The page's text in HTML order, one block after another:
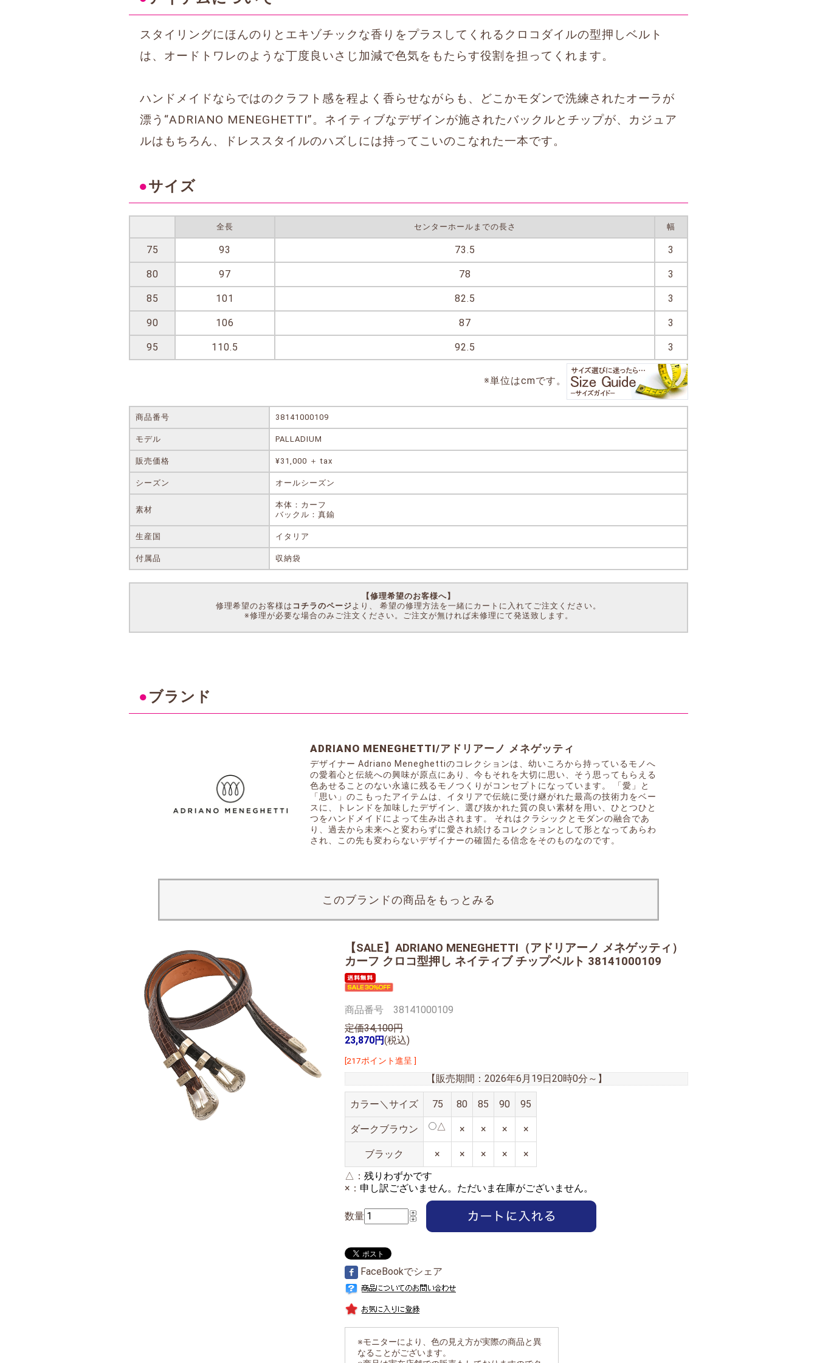
スタイリングにほんのりとエキゾチックな香りをプラスしてくれるクロコダイルの型押しベルト
は、オードトワレのような丁度良いさじ加減で色気をもたらす役割を担ってくれます。
ハンドメイドならではのクラフト感を程よく香らせながらも、どこかモダンで洗練されたオーラが
漂う“ADRIANO MENEGHETTI”。ネイティブなデザインが施されたバックルとチップが、カジュア
ルはもちろん、ドレススタイルのハズしには持ってこいのこなれた一本です。
●サイズ
全長 センターホールまでの長さ 幅
75 93 73.5 3
80 97 78 3
85 101 82.5 3
90 106 87 3
95 110.5 92.5 3
※単位はcmです。
商品番号 38141000109
モデル PALLADIUM
販売価格 ¥31,000 ＋ tax
シーズン オールシーズン
素材
本体：カーフ
バックル：真鍮
生産国 イタリア
付属品 収納袋
【修理希望のお客様へ】
修理希望のお客様は コチラのページ より、 希望の修理方法を一緒にカートに入れてご注文ください。
※修理が必要な場合のみご注文ください。ご注文が無ければ未修理にて発送致します。
●ブランド
ADRIANO MENEGHETTI/アドリアーノ メネゲッティ
デザイナー Adriano Meneghettiのコレクションは、幼いころから持っているモノへ
の愛着心と伝統への興味が原点にあり、今もそれを大切に思い、そう思ってもらえる
色あせることのない永遠に残るモノつくりがコンセプトになっています。 「愛」と
「思い」のこもったアイテムは、イタリアで伝統に受け継がれた最高の技術力をベー
スに、トレンドを加味したデザイン、選び抜かれた質の良い素材を用い、ひとつひと
つをハンドメイドによって生み出されます。 それはクラシックとモダンの融合であ
り、過去から未来へと変わらずに愛され続けるコレクションとして形となってあらわ
され、この先も変わらないデザイナーの確固たる信念をそのものなのです。
このブランドの商品をもっとみる
【SALE】 ADRIANO MENEGHETTI（アドリアーノ メネゲッティ）
カーフ クロコ型押し ネイティブ チップベルト 38141000109
商品番号 38141000109
定価34,100円
23,870円(税込)
[217ポイント進呈 ]
【販売期間： 2026年6月19日20時0分 ～】
カラー＼サイズ 75 80 85 90 95
ダークブラウン △ × × × ×
ブラック × × × ×
×
△： 残りわずかです
×： 申し訳ございません。ただいま在庫がございません。
数量
FaceBookでシェア
※モニターにより、色の見え方が実際の商品と異
なることがございます。